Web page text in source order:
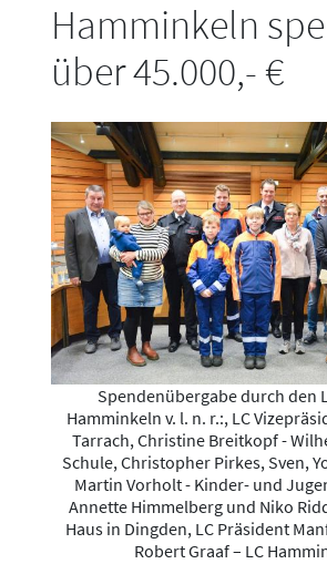
Hamminkeln
über 45.000,- €
Spendenübergabe durch den
Hamminkeln v. l. n. r.:, LC
Tarrach, Christine Breitkopf -
Schule, Christopher Pirkes, Sven,
Martin Vorholt - Kinder- und
Annette Himmelberg und Niko
Haus in Dingden, LC Präsident
Robert Graaf – LC